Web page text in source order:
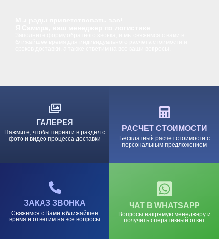
ГАЛЕРЕЯ
Нажмите, чтобы перейти в раздел с
фото и видео процесса доставки
РАСЧЕТ СТОИМОСТИ
Бесплатный расчет стоимости с
персональным предложением
ЗАКАЗ ЗВОНКА
Свяжемся с Вами в ближайшее
время и ответим на все вопросы
ЧАТ В WHATSAPP
Вопросы напрямую менеджеру и
получить оперативный ответ